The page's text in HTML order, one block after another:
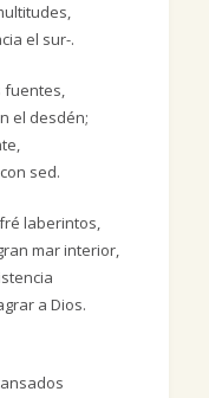
el sur-.
fuentes,
el desdén;
sed.
laberintos,
mar interior,
a Dios.